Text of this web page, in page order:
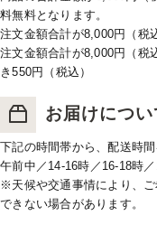
料無料となります。
注文金額合計が8,000円（税
注文金額合計が8,000円（税
き550円（税込）
お届けについ
下記の時間帯から、配送時間
午前中／14-16時／16-18時
※天候や交通事情により、
できない場合があります。